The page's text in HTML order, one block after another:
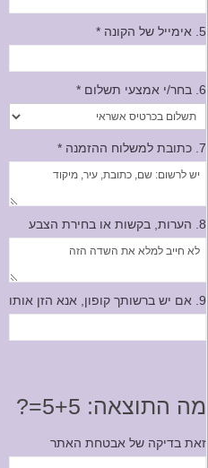
5. אימייל של הקונה *
6. בחר/י אמצעי תשלום *
7. כתובת למשלוח ההזמנה *
8. הערות, בקשות או בחירת הצבע
9. אם יש ברשותך קופון, אנא הזן אותו
מה התוצאה: 5+5=?
זאת בדיקה של אבטחת האתר